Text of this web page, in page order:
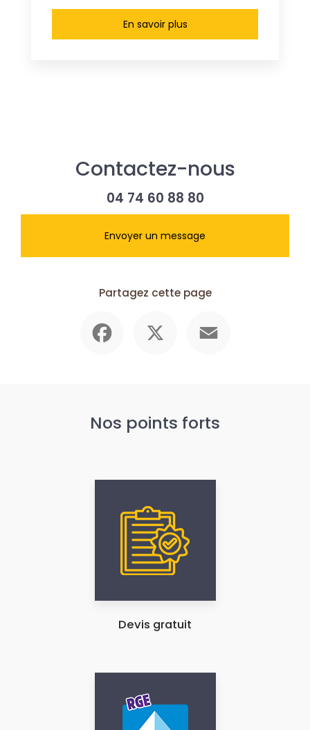
En savoir plus
Contactez-nous
04 74 60 88 80
Envoyer un message
Partagez cette page
Nos points forts
Devis gratuit